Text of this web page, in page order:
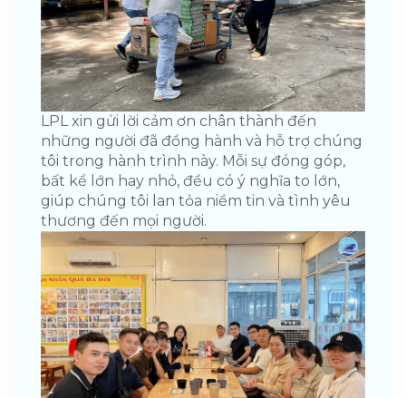
LPL xin gửi lời cảm ơn chân thành đến
những người đã đồng hành và hỗ trợ chúng
tôi trong hành trình này. Mỗi sự đóng góp,
bất kể lớn hay nhỏ, đều có ý nghĩa to lớn,
giúp chúng tôi lan tỏa niềm tin và tình yêu
thương đến mọi người.